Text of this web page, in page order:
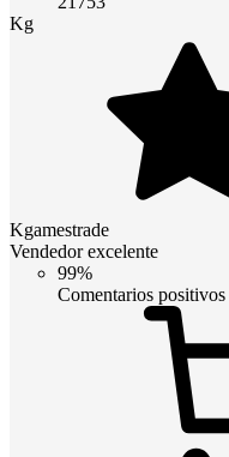
Kg
Kgamestrade
Vendedor excelente
99%
Comentarios positivos